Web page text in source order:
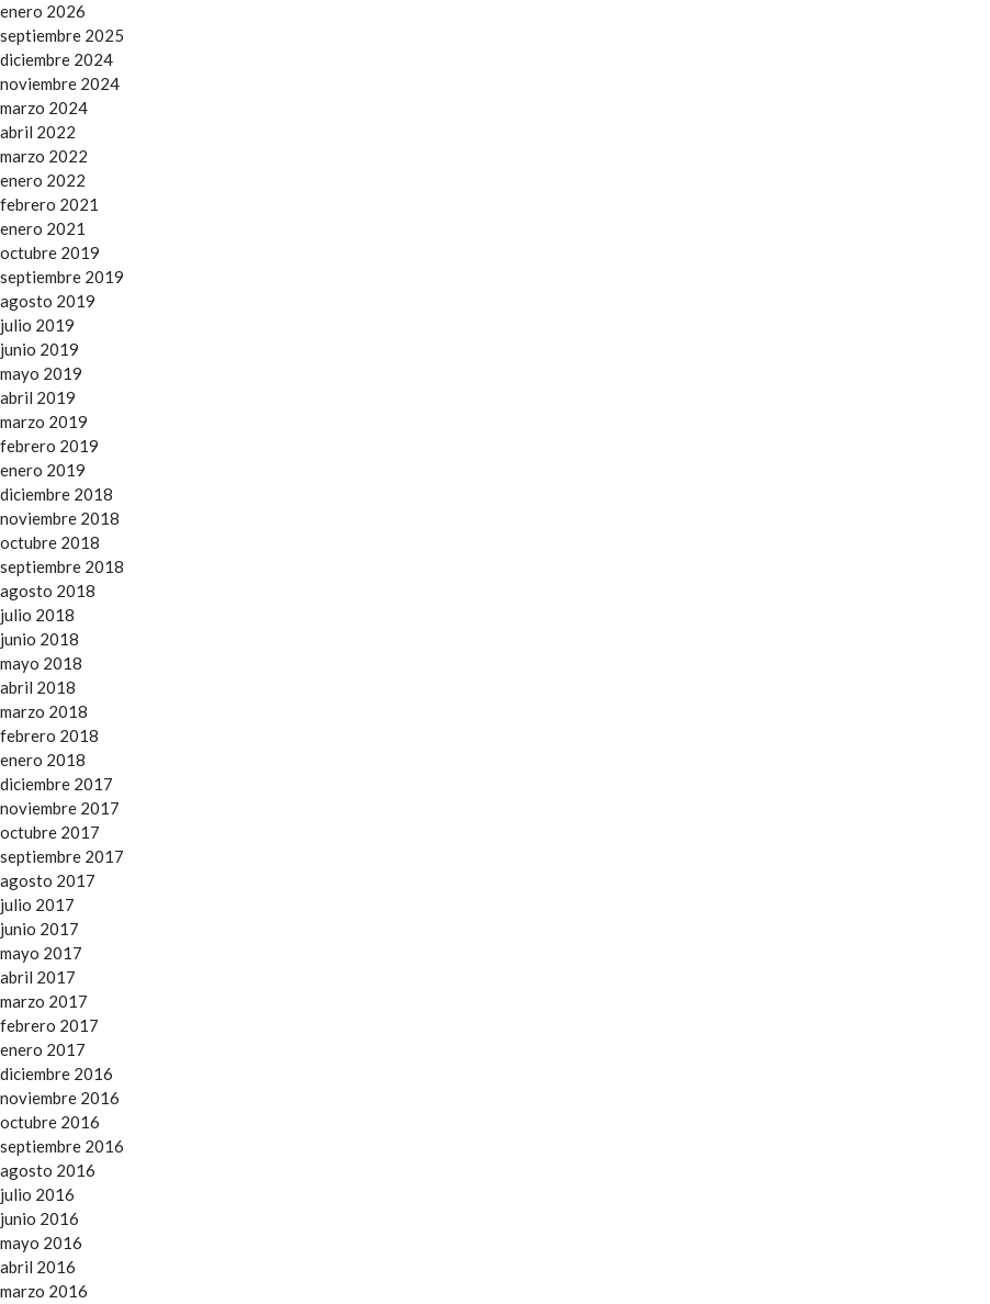
enero 2026
septiembre 2025
diciembre 2024
noviembre 2024
marzo 2024
abril 2022
marzo 2022
enero 2022
febrero 2021
enero 2021
octubre 2019
septiembre 2019
agosto 2019
julio 2019
junio 2019
mayo 2019
abril 2019
marzo 2019
febrero 2019
enero 2019
diciembre 2018
noviembre 2018
octubre 2018
septiembre 2018
agosto 2018
julio 2018
junio 2018
mayo 2018
abril 2018
marzo 2018
febrero 2018
enero 2018
diciembre 2017
noviembre 2017
octubre 2017
septiembre 2017
agosto 2017
julio 2017
junio 2017
mayo 2017
abril 2017
marzo 2017
febrero 2017
enero 2017
diciembre 2016
noviembre 2016
octubre 2016
septiembre 2016
agosto 2016
julio 2016
junio 2016
mayo 2016
abril 2016
marzo 2016